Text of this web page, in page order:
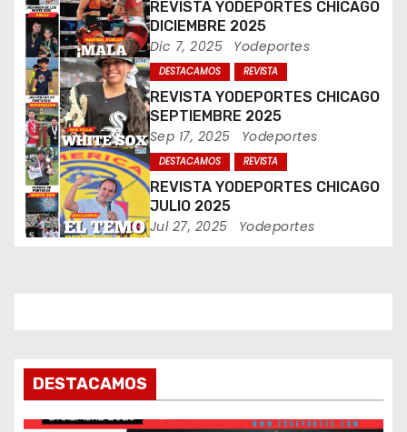
n
d
e
e
n
t
a
s
REVISTA YODEPORTES CHICAGO
DICIEMBRE 2025
Dic 7, 2025 Yodeportes
DESTACAMOS REVISTA
REVISTA YODEPORTES CHICAGO
SEPTIEMBRE 2025
Sep 17, 2025 Yodeportes
DESTACAMOS REVISTA
REVISTA YODEPORTES CHICAGO
JULIO 2025
Jul 27, 2025 Yodeportes
DESTACAMOS